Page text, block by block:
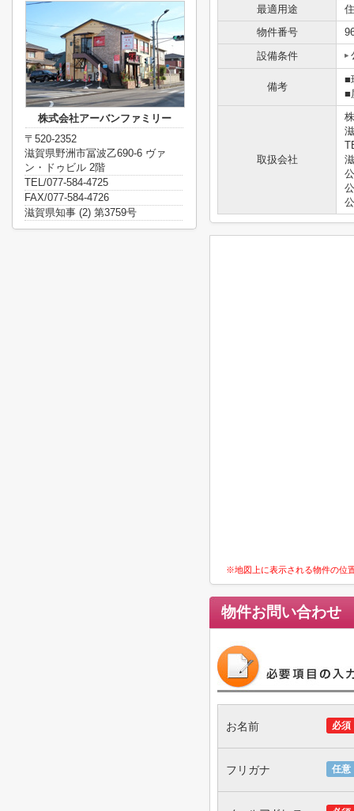
最適用途
物件番号
設備条件
備考
■
■
取扱会社
※地図上に表示される物件の位
物件お問い合わせ
必須
お名前
任意
フリガナ
株式会社アーバンファミリー
〒520-2352
滋賀県野洲市冨波乙690-6 ヴァ
ン・ドゥビル 2階
TEL/077-584-4725
FAX/077-584-4726
滋賀県知事 (2) 第3759号